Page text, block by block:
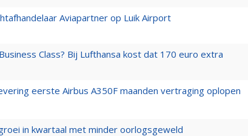
Aviapartner op Luik Airport
Class? Bij Lufthansa kost dat 170 euro extra
eerste Airbus A350F maanden vertraging oplopen
in kwartaal met minder oorlogsgeweld